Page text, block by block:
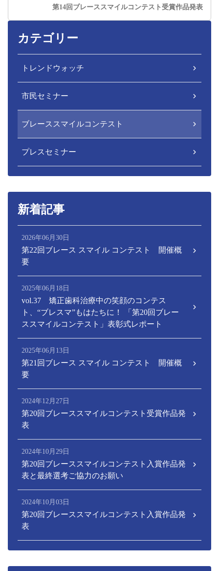
第14回ブレーススマイルコンテスト受賞作品発表
カテゴリー
トレンドウォッチ
市民セミナー
ブレーススマイルコンテスト
プレスセミナー
新着記事
2026年06月30日
第22回ブレース スマイル コンテスト 開催概
要
2025年06月18日
vol.37 矯正歯科治療中の笑顔のコンテス
ト、“ブレスマ”もはたちに！ 「第20回ブレー
ススマイルコンテスト」表彰式レポート
2025年06月13日
第21回ブレース スマイル コンテスト 開催概
要
2024年12月27日
第20回ブレーススマイルコンテスト受賞作品発
表
2024年10月29日
第20回ブレーススマイルコンテスト入賞作品発
表と最終選考ご協力のお願い
2024年10月03日
第20回ブレーススマイルコンテスト入賞作品発
表